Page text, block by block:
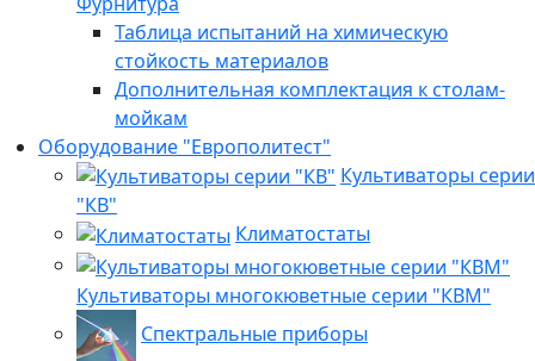
Таблица испытаний на химическую
стойкость материалов
Дополнительная комплектация к столам-
мойкам
Оборудование "Европолитест"
Культиваторы серии
"КВ"
Климатостаты
Культиваторы многокюветные серии "КВМ"
Спектральные приборы